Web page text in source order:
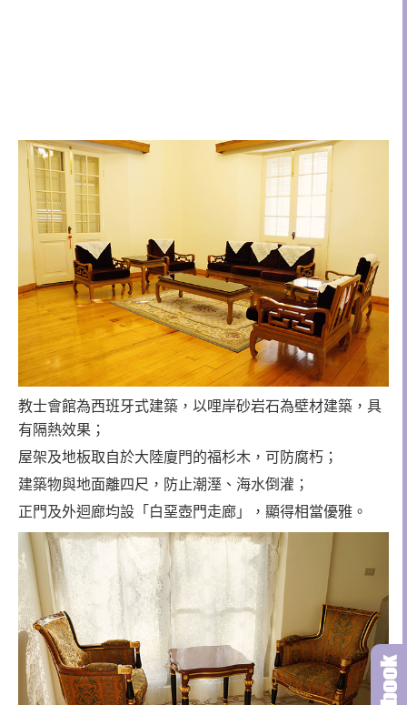
教士會館為西班牙式建築，以哩岸砂岩石為壁材建築，具
有隔熱效果；
屋架及地板取自於大陸廈門的福杉木，可防腐朽；
建築物與地面離四尺，防止潮溼、海水倒灌；
正門及外迴廊均設「白堊壺門走廊」，顯得相當優雅。